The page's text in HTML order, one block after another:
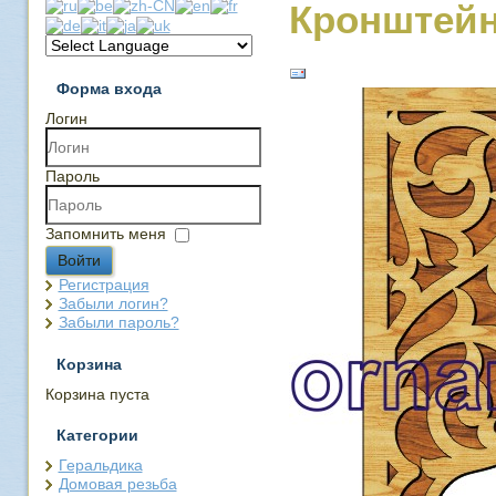
Форма входа
Логин
Пароль
Запомнить меня
Войти
Регистрация
Забыли логин?
Забыли пароль?
Корзина
Корзина пуста
Категории
Геральдика
Домовая резьба